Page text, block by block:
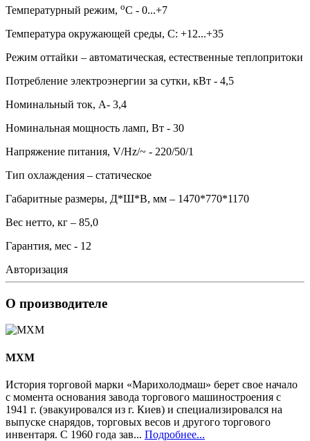
Температурный режим, оС - 0...+7
Температура окружающей среды, С: +12...+35
Режим оттайки – автоматическая, естественные теплопритоки
Потребление электроэнергии за сутки, кВт - 4,5
Номинальный ток, А- 3,4
Номинальная мощность ламп, Вт - 30
Напряжение питания, V/Hz/~ - 220/50/1
Тип охлаждения – статическое
Габаритные размеры, Д*Ш*В, мм – 1470*770*1170
Вес нетто, кг – 85,0
Гарантия, мес - 12
Авторизация
О производителе
MXM
История торговой марки «Марихолодмаш» берет свое начало
с момента основания завода торгового машиностроения с
1941 г. (эвакуировался из г. Киев) и специализировался на
выпуске снарядов, торговых весов и другого торгового
инвентаря. С 1960 года зав... Подробнее...